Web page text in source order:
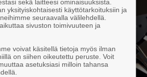
sekä laitteesi ominaisuuksista.
yksityiskohtaisesti käyttötarkoituksiin ja
seuraavalla välilehdellä.
sivuston toimivuuteen ja
voivat käsitellä tietoja myös ilman
on siihen oikeutettu peruste. Voit
asetuksiasi milloin tahansa